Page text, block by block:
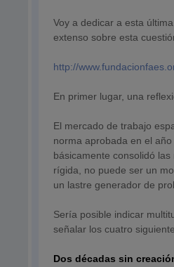
Voy a dedicar a esta
extenso sobre esta
http://
En primer lugar, una
El mercado de trabajo
norma aprobada en el
básicamente consolidó
rígida, no puede ser un
un lastre generador de
Sería posible indicar
señalar los cuatro
Dos décadas sin